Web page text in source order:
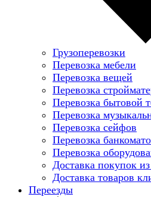
Грузоперевозки
Перевозка мебели
Перевозка вещей
Перевозка
Перевозка бытовой
Перевозка
Перевозка сейфов
Перевозка
Перевозка
Доставка покупок
Доставка товаров
Переезды